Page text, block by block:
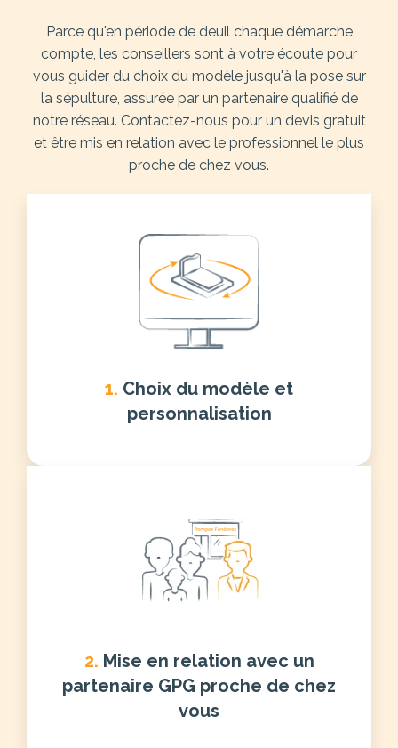
Parce qu'en période de deuil chaque démarche
compte, les conseillers sont à votre écoute pour
vous guider du choix du modèle jusqu'à la pose sur
la sépulture, assurée par un partenaire qualifié de
notre réseau. Contactez-nous pour un devis gratuit
et être mis en relation avec le professionnel le plus
proche de chez vous.
1. Choix du modèle et
personnalisation
2. Mise en relation avec un
partenaire GPG proche de chez
vous